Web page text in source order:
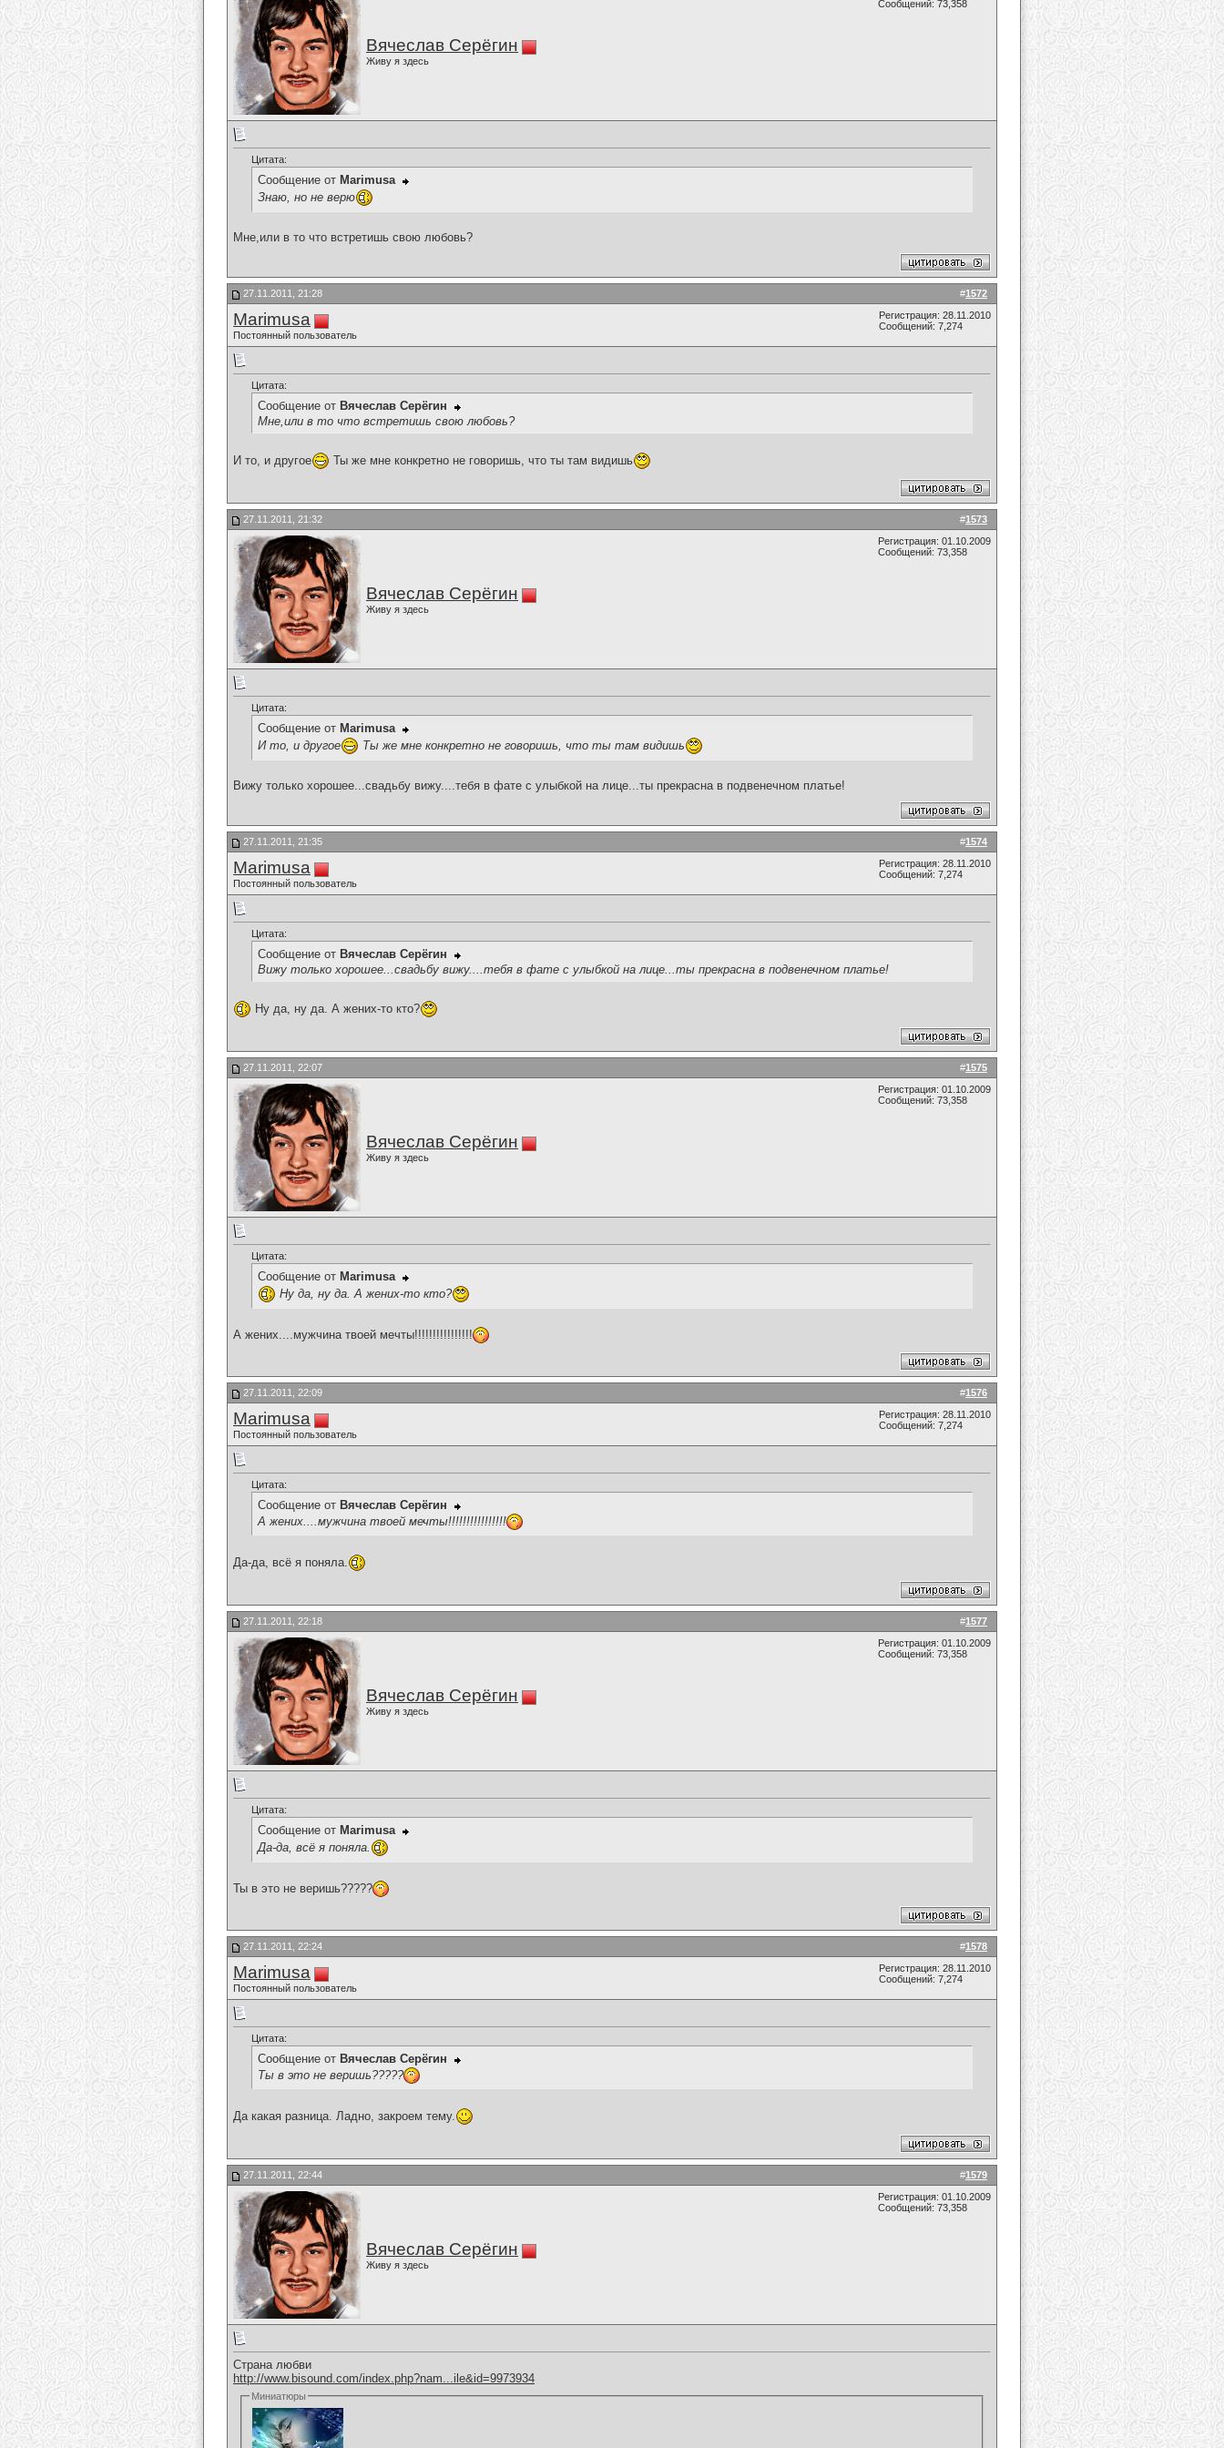
Вячеслав Серёгин
Живу я здесь
Сообщений: 73,358
Цитата:
Сообщение от Marimusa
Знаю, но не верю
Мне,или в то что встретишь свою любовь?
#1572
27.11.2011, 21:28
Marimusa
Постоянный пользователь
Регистрация: 28.11.2010
Сообщений: 7,274
Цитата:
Сообщение от Вячеслав Серёгин
Мне,или в то что встретишь свою любовь?
И то, и другое Ты же мне конкретно не говоришь, что ты там видишь
#1573
27.11.2011, 21:32
Вячеслав Серёгин
Живу я здесь
Регистрация: 01.10.2009
Сообщений: 73,358
Цитата:
Сообщение от Marimusa
И то, и другое
Ты же мне конкретно не говоришь, что ты там видишь
Вижу только хорошее...свадьбу вижу....тебя в фате с улыбкой на лице...ты прекрасна в подвенечном платье!
#1574
27.11.2011, 21:35
Marimusa
Постоянный пользователь
Регистрация: 28.11.2010
Сообщений: 7,274
Цитата:
Сообщение от Вячеслав Серёгин
Вижу только хорошее...свадьбу вижу....тебя в фате с улыбкой на лице...ты прекрасна в подвенечном платье!
Ну да, ну да. А жених-то кто?
#1575
27.11.2011, 22:07
Вячеслав Серёгин
Живу я здесь
Регистрация: 01.10.2009
Сообщений: 73,358
Цитата:
Сообщение от Marimusa
Ну да, ну да. А жених-то кто?
А жених....мужчина твоей мечты!!!!!!!!!!!!!!!!
#1576
27.11.2011, 22:09
Marimusa
Постоянный пользователь
Регистрация: 28.11.2010
Сообщений: 7,274
Цитата:
Сообщение от Вячеслав Серёгин
А жених....мужчина твоей мечты!!!!!!!!!!!!!!!!
Да-да, всё я поняла.
#1577
27.11.2011, 22:18
Вячеслав Серёгин
Живу я здесь
Регистрация: 01.10.2009
Сообщений: 73,358
Цитата:
Сообщение от Marimusa
Да-да, всё я поняла.
Ты в это не веришь?????
#1578
27.11.2011, 22:24
Marimusa
Постоянный пользователь
Регистрация: 28.11.2010
Сообщений: 7,274
Цитата:
Сообщение от Вячеслав Серёгин
Ты в это не веришь?????
Да какая разница. Ладно, закроем тему.
#1579
27.11.2011, 22:44
Вячеслав Серёгин
Живу я здесь
Регистрация: 01.10.2009
Сообщений: 73,358
Страна любви
http://www.bisound.com/index.php?nam...ile&id=9973934
Миниатюры